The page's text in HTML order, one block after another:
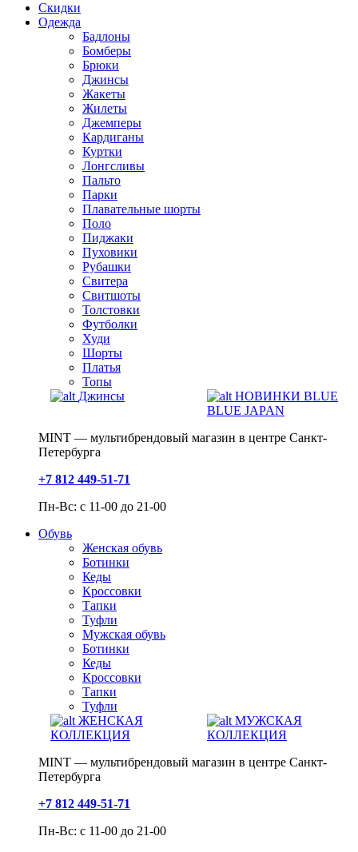
Скидки
Одежда
Бадлоны
Бомберы
Брюки
Джинсы
Жакеты
Жилеты
Джемперы
Кардиганы
Куртки
Лонгсливы
Пальто
Парки
Плавательные шорты
Поло
Пиджаки
Пуховики
Рубашки
Свитера
Свитшоты
Толстовки
Футболки
Худи
Шорты
Платья
Топы
Джинсы
НОВИНКИ BLUE
BLUE JAPAN
MINT — мультибрендовый магазин в центре Санкт-
Петербурга
+7 812 449-51-71
Пн-Вс: с 11-00 до 21-00
Обувь
Женская обувь
Ботинки
Кеды
Кроссовки
Тапки
Туфли
Мужская обувь
Ботинки
Кеды
Кроссовки
Тапки
Туфли
ЖЕНСКАЯ
КОЛЛЕКЦИЯ
МУЖСКАЯ
КОЛЛЕКЦИЯ
MINT — мультибрендовый магазин в центре Санкт-
Петербурга
+7 812 449-51-71
Пн-Вс: с 11-00 до 21-00